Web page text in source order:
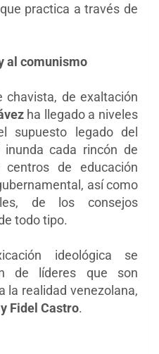
practica a través de
al comunismo
chavista, de exaltación
ha llegado a niveles
supuesto legado del
inunda cada rincón de
de educación
así como
de los consejos
todo tipo.
ideológica se
de líderes que son
la realidad venezolana,
Fidel Castro.